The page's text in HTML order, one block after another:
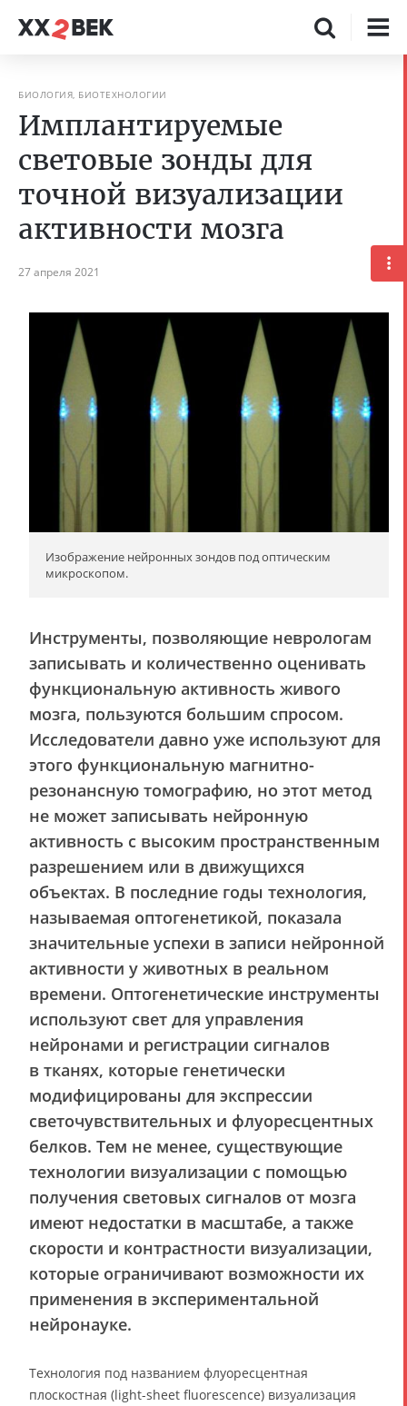
БИОЛОГИЯ, БИОТЕХНОЛОГИИ
Имплантируемые
световые зонды для
точной визуализации
активности мозга
27 апреля 2021
Изображение нейронных зондов под оптическим
микроскопом.
Инструменты, позволяющие неврологам
записывать и количественно оценивать
функциональную активность живого
мозга, пользуются большим спросом.
Исследователи давно уже используют для
этого функциональную магнитно-
резонансную томографию, но этот метод
не может записывать нейронную
активность с высоким пространственным
разрешением или в движущихся
объектах. В последние годы технология,
называемая оптогенетикой, показала
значительные успехи в записи нейронной
активности у животных в реальном
времени. Оптогенетические инструменты
используют свет для управления
нейронами и регистрации сигналов
в тканях, которые генетически
модифицированы для экспрессии
светочувствительных и флуоресцентных
белков. Тем не менее, существующие
технологии визуализации с помощью
получения световых сигналов от мозга
имеют недостатки в масштабе, а также
скорости и контрастности визуализации,
которые ограничивают возможности их
применения в экспериментальной
нейронауке.
Технология под названием флуоресцентная
плоскостная (light-sheet fluorescence) визуализация